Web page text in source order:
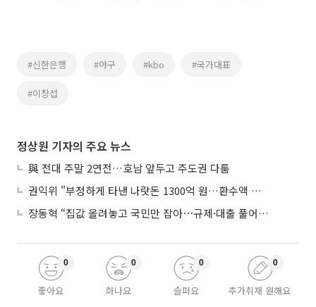
#신한은행 #야구 #kbo #국가대표
#이창섭
정상원 기자의 주요 뉴스
與 전대 주말 2연전…호남 앞두고 주도권 다툼
권익위 "부정하게 타낸 나랏돈 1300억 원…환수액 역대 최대"
장동혁 “집값 올려놓고 국민만 잡아⋯규제·대출 풀어야”
좋아요
0
화나요
0
슬퍼요
0
추가취재 원해요
0